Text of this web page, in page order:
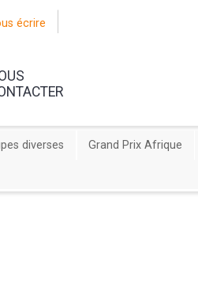
écrire
diverses Grand Prix Afrique